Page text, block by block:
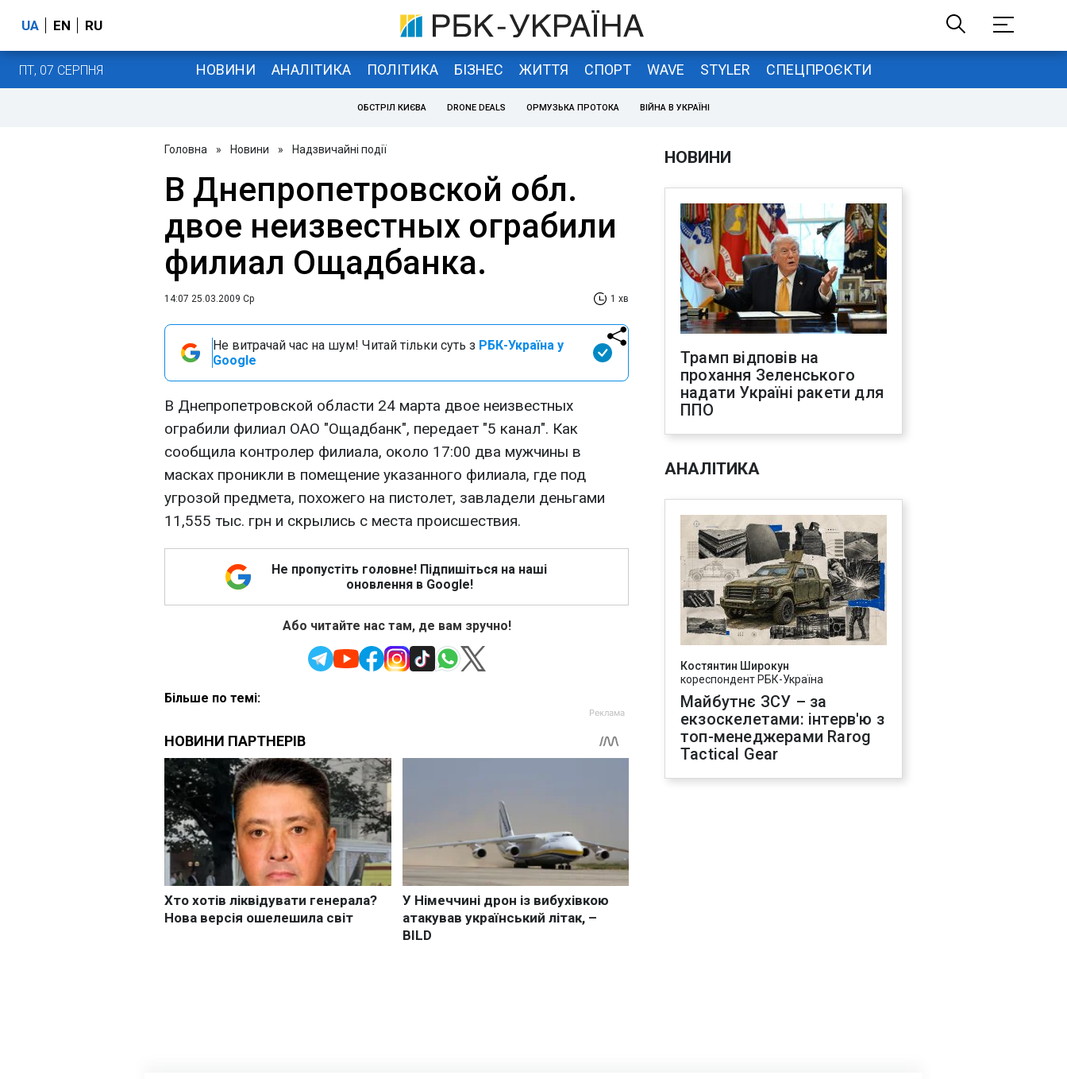
UA EN RU
ПТ, 07 СЕРПНЯ НОВИНИ АНАЛІТИКА ПОЛІТИКА БІЗНЕС ЖИТТЯ СПОРТ WAVE STYLER СПЕЦПРОЄКТИ
ОБСТРІЛ КИЄВА DRONE DEALS ОРМУЗЬКА ПРОТОКА ВІЙНА В УКРАЇНІ
Головна » Новини » Надзвичайні події
В Днепропетровской обл.
двое неизвестных ограбили
филиал Ощадбанка.
14:07 25.03.2009 Ср 1 хв
Не витрачай час на шум! Читай тільки суть з РБК-Україна у
Google
В Днепропетровской области 24 марта двое неизвестных
ограбили филиал ОАО "Ощадбанк", передает "5 канал". Как
сообщила контролер филиала, около 17:00 два мужчины в
масках проникли в помещение указанного филиала, где под
угрозой предмета, похожего на пистолет, завладели деньгами
11,555 тыс. грн и скрылись с места происшествия.
Не пропустіть головне! Підпишіться на наші
оновлення в Google!
Або читайте нас там, де вам зручно!
Більше по темі:
НОВИНИ
Трамп відповів на
прохання Зеленського
надати Україні ракети для
ППО
АНАЛІТИКА
Костянтин Широкун
кореспондент РБК-Україна
Майбутнє ЗСУ – за
екзоскелетами: інтерв'ю з
топ-менеджерами Rarog
Tactical Gear